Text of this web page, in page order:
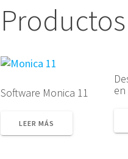
Software Monica 11
LEER MÁS
en